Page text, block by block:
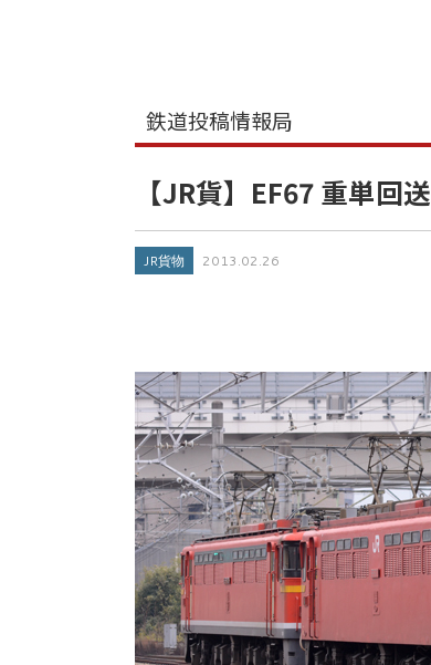
鉄道投稿情報局
【JR貨】EF67 重単回送
JR貨物 2013.02.26